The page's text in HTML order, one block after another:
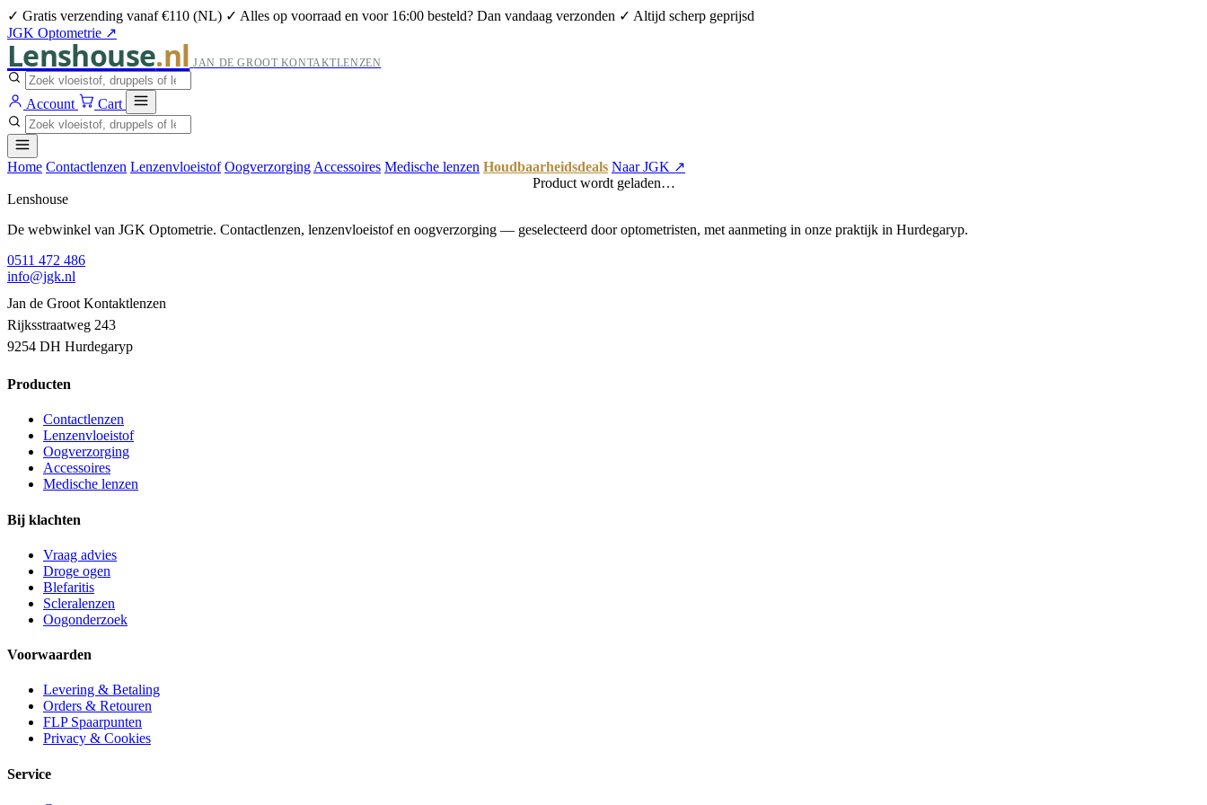
✓ Gratis verzending vanaf €110 (NL) ✓ Alles op voorraad en voor 16:00 besteld? Dan vandaag verzonden ✓ Altijd scherp geprijsd
JGK Optometrie ↗
Lenshouse.nl JAN DE GROOT KONTAKTLENZEN
Account Cart
Home Contactlenzen Lenzenvloeistof Oogverzorging Accessoires Medische lenzen Houdbaarheidsdeals Naar JGK ↗
Product wordt geladen…
Lenshouse
De webwinkel van JGK Optometrie. Contactlenzen, lenzenvloeistof en oogverzorging — geselecteerd door optometristen, met aanmeting in onze praktijk in Hurdegaryp.
0511 472 486
info@jgk.nl
Jan de Groot Kontaktlenzen
Rijksstraatweg 243
9254 DH Hurdegaryp
Producten
Contactlenzen
Lenzenvloeistof
Oogverzorging
Accessoires
Medische lenzen
Bij klachten
Vraag advies
Droge ogen
Blefaritis
Scleralenzen
Oogonderzoek
Voorwaarden
Levering & Betaling
Orders & Retouren
FLP Spaarpunten
Privacy & Cookies
Service